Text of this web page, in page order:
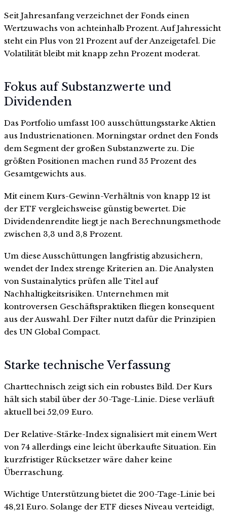
Seit Jahresanfang verzeichnet der Fonds einen
Wertzuwachs von achteinhalb Prozent. Auf Jahressicht
steht ein Plus von 21 Prozent auf der Anzeigetafel. Die
Volatilität bleibt mit knapp zehn Prozent moderat.
Fokus auf Substanzwerte und
Dividenden
Das Portfolio umfasst 100 ausschüttungsstarke Aktien
aus Industrienationen. Morningstar ordnet den Fonds
dem Segment der großen Substanzwerte zu. Die
größten Positionen machen rund 35 Prozent des
Gesamtgewichts aus.
Mit einem Kurs-Gewinn-Verhältnis von knapp 12 ist
der ETF vergleichsweise günstig bewertet. Die
Dividendenrendite liegt je nach Berechnungsmethode
zwischen 3,3 und 3,8 Prozent.
Um diese Ausschüttungen langfristig abzusichern,
wendet der Index strenge Kriterien an. Die Analysten
von Sustainalytics prüfen alle Titel auf
Nachhaltigkeitsrisiken. Unternehmen mit
kontroversen Geschäftspraktiken fliegen konsequent
aus der Auswahl. Der Filter nutzt dafür die Prinzipien
des UN Global Compact.
Starke technische Verfassung
Charttechnisch zeigt sich ein robustes Bild. Der Kurs
hält sich stabil über der 50-Tage-Linie. Diese verläuft
aktuell bei 52,09 Euro.
Der Relative-Stärke-Index signalisiert mit einem Wert
von 74 allerdings eine leicht überkaufte Situation. Ein
kurzfristiger Rücksetzer wäre daher keine
Überraschung.
Wichtige Unterstützung bietet die 200-Tage-Linie bei
48,21 Euro. Solange der ETF dieses Niveau verteidigt,